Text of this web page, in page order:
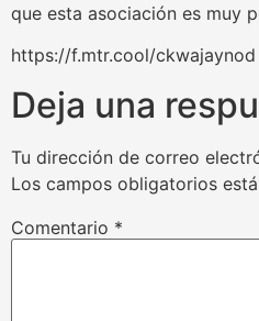
que esta asociación es muy
https://f.mtr.cool/ckwajaynod
Deja una
Tu dirección de correo
Los campos obligatorios
Comentario *